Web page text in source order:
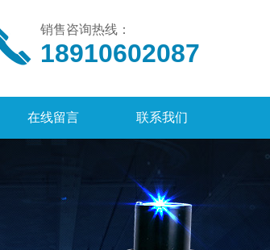
销售咨询热线：
18910602087
在线留言 联系我们